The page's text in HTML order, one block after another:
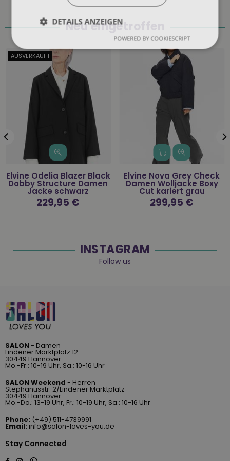
Neu eingetroffen
AUSVERKAUFT
Elvine Odelia Blazer Black
Dobby Structure Damen
Jacke schwarz
Normaler
Preis
229,95 €
Elvine Nova Grey Check
Damen Wolljacke Boxy
Cut kariert grau
Normaler
Preis
299,95 €
INSTAGRAM
Follow us
SALON- Damen
Lindener Marktplatz 12
30449 Hannover
Mo.-Fr.: 10-19 Uhr, Sa.: 10-16 Uhr
SALON Weekend - Herren
Stephanusstr. 2/Lindener Marktplatz
30449 Hannover
Mo.-Do.: 13-19 Uhr, Fr.: 10-19 Uhr, Sa.: 10-16 Uhr
Phone: (+49) 511-4739991
Email: info@salon-loves-you.de
Stay Connected
DETAILS ANZEIGEN
POWERED BY COOKIESCRIPT